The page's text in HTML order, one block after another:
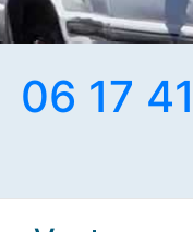
06 17